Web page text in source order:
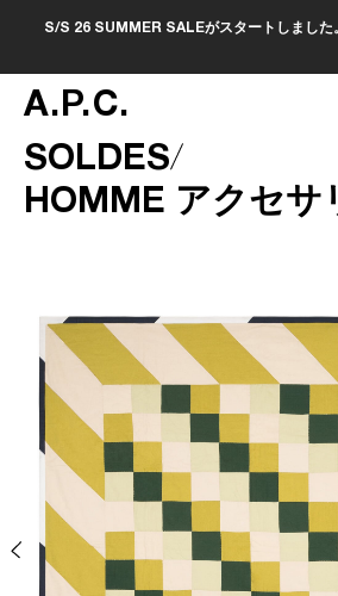
S/S 26 SUMMER SALEがスタートしました
A.P.C.
SOLDES
HOMME アクセサ